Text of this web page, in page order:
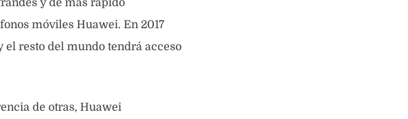
y de más rápido
móviles Huawei. En 2017
el resto del mundo tendrá acceso
de otras, Huawei